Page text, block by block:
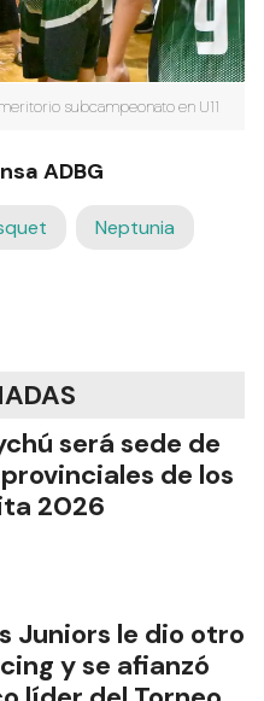
subcampeonato en U11
ADBG
Neptunia
será sede de
de los
2026
Juniors le dio otro
y se afianzó